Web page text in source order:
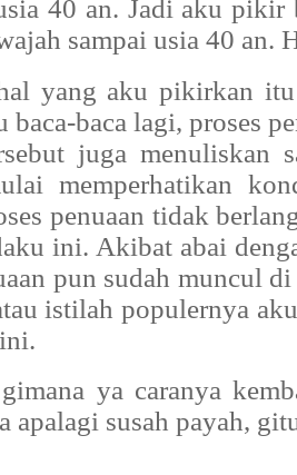
40 an. Jadi aku pikir
sampai usia 40 an.
yang aku pikirkan
baca-baca lagi, proses
juga menuliskan
memperhatikan
penuaan tidak
ini. Akibat abai
pun sudah muncul
istilah populernya
ya caranya
apalagi susah payah,